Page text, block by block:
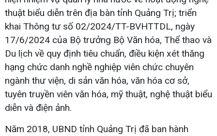
thuật biểu diễn trên địa bàn tỉnh Quảng Trị; triển
khai Thông tư số 02/2024/TT-BVHTTDL, ngày
17/6/2024 của Bộ trưởng Bộ Văn hóa, Thể thao và
Du lịch về quy định tiêu chuẩn, điều kiện xét thăng
hạng chức danh nghề nghiệp viên chức chuyên
ngành thư viện, di sản văn hóa, văn hóa cơ sở,
tuyên truyền viên văn hóa, mỹ thuật, nghệ thuật biểu
diễn và điện ảnh.
Năm 2018, UBND tỉnh Quảng Trị đã ban hành